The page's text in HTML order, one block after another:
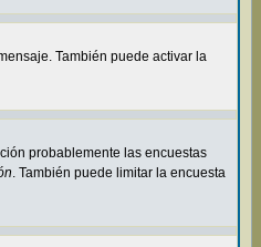
También puede activar la
probablemente las encuestas
. También puede limitar la encuesta